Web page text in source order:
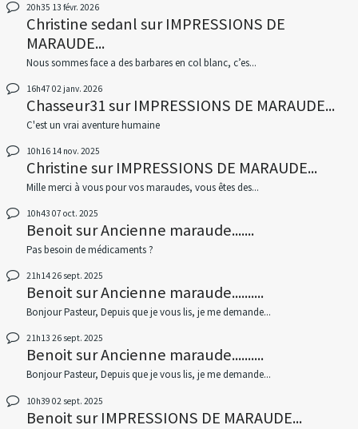
20h35 13 févr. 2026
Christine sedanlsurIMPRESSIONS DE
MARAUDE...
Nous sommes face a des barbares en col blanc, c’es...
16h47 02 janv. 2026
Chasseur31surIMPRESSIONS DE MARAUDE...
C'est un vrai aventure humaine
10h16 14 nov. 2025
ChristinesurIMPRESSIONS DE MARAUDE...
Mille merci à vous pour vos maraudes, vous êtes des...
10h43 07 oct. 2025
BenoitsurAncienne maraude.......
Pas besoin de médicaments ?
21h1426 sept. 2025
BenoitsurAncienne maraude..........
Bonjour Pasteur, Depuis que je vous lis, je me demande...
21h13 26 sept. 2025
BenoitsurAncienne maraude..........
Bonjour Pasteur, Depuis que je vous lis, je me demande...
10h39 02 sept. 2025
BenoitsurIMPRESSIONS DE MARAUDE...